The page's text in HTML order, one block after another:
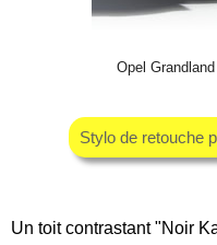
Opel
Stylo de retouche
Un toit contrastant "Noir